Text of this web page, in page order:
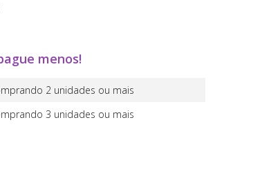
menos!
2 unidades ou mais
3 unidades ou mais